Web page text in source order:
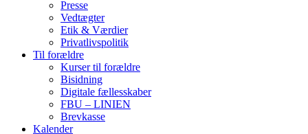
Presse
Vedtægter
Etik & Værdier
Privatlivspolitik
Til forældre
Kurser til forældre
Bisidning
Digitale fællesskaber
FBU – LINIEN
Brevkasse
Kalender